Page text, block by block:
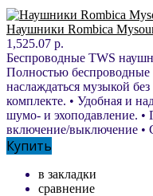
Наушники Rombica
1,525.07 р.
Беспроводные TWS
Полностью беспроводные
наслаждаться музыкой
комплекте. • Удобная и
шумо- и эхоподавление. •
включение/выключение •
Купить
в закладки
сравнение